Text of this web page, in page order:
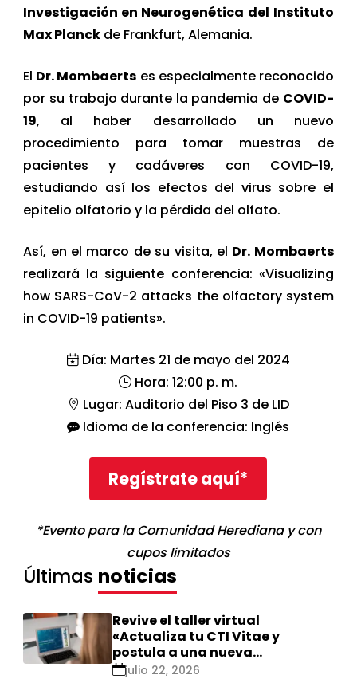
Investigación en Neurogenética del Instituto
Max Planck de Frankfurt, Alemania.
El Dr. Mombaerts es especialmente reconocido
por su trabajo durante la pandemia de COVID-
19, al haber desarrollado un nuevo
procedimiento para tomar muestras de
pacientes y cadáveres con COVID-19,
estudiando así los efectos del virus sobre el
epitelio olfatorio y la pérdida del olfato.
Así, en el marco de su visita, el Dr. Mombaerts
realizará la siguiente conferencia: «Visualizing
how SARS-CoV-2 attacks the olfactory system
in COVID-19 patients».
Día: Martes 21 de mayo del 2024
Hora: 12:00 p. m.
Lugar: Auditorio del Piso 3 de LID
Idioma de la conferencia: Inglés
Regístrate aquí*
*Evento para la Comunidad Herediana y con
cupos limitados
Últimas noticias
Revive el taller virtual
«Actualiza tu CTI Vitae y
postula a una nueva
calificación Renacyt»
julio 22, 2026